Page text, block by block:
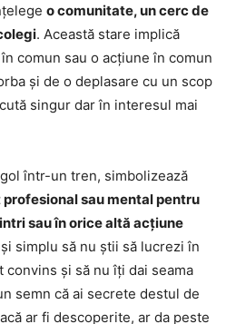
o comunitate, un cerc de
. Această stare implică
comun sau o acțiune în comun
și de o deplasare cu un scop
singur dar în interesul mai
într-un tren, simbolizează
sau mental pentru
sau în orice altă acțiune
simplu să nu știi să lucrezi în
și să nu îți dai seama
semn că ai secrete destul de
ar fi descoperite, ar da peste